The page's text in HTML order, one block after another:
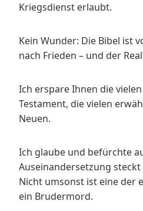
Kriegsdienst erlaubt.
Kein Wunder: Die Bibel ist
nach Frieden – und der
Ich erspare Ihnen die
Testament, die vielen
Neuen.
Ich glaube und befürchte
Auseinandersetzung
Nicht umsonst ist eine der
ein Brudermord.